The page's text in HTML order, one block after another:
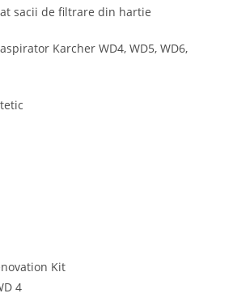
sacii de filtrare din hartie
Karcher WD4, WD5, WD6,
Kit
4